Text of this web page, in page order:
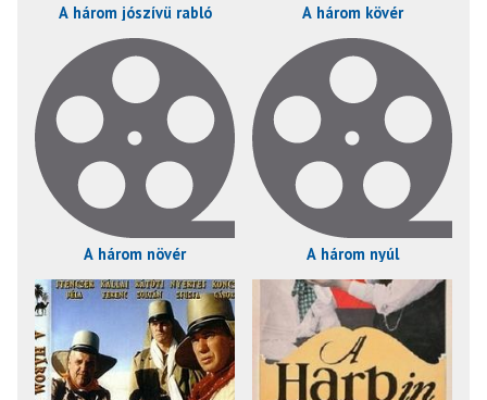
A három jószívü rabló A három kövér
A három növér A három nyúl